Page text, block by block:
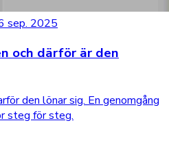
sep. 2025
och därför är den
den lönar sig. En genomgång
steg för steg.